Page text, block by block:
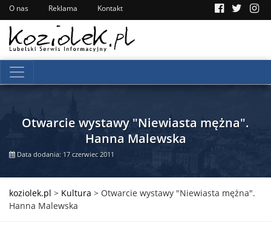
O nas Reklama Kontakt
Otwarcie wystawy "Niewiasta mężna".
Hanna Malewska
Data dodania: 17 czerwiec 2011
koziolek.pl > Kultura > Otwarcie wystawy "Niewiasta mężna".
Hanna Malewska